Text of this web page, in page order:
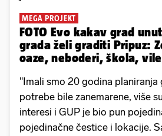
MEGA PROJEKT
FOTO Evo kakav grad
grada želi graditi Pripuz:
oaze, neboderi, škola,
"Imali smo 20 godina planiranja
potrebe bile zanemarene, više
interesi i GUP je bio pun
pojedinačne čestice i lokacije.